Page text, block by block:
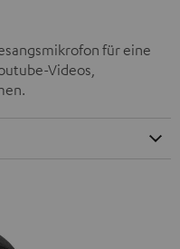
für eine
Videos,